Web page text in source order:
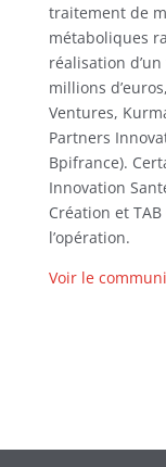
traitement de
métaboliques
réalisation
millions
Ventures,
Partners
Bpifrance).
Innovation
Création et
l’opération.
Voir le